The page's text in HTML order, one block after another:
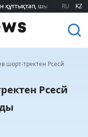
құттықтап, шығармашылық
құттықтап, шығармашылық
RU KZ
шорт-тректен Рсесй
Рсесй